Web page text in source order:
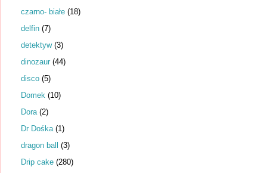
czarno- białe (18)
delfin (7)
detektyw (3)
dinozaur (44)
disco (5)
Domek (10)
Dora (2)
Dr Dośka (1)
dragon ball (3)
Drip cake (280)